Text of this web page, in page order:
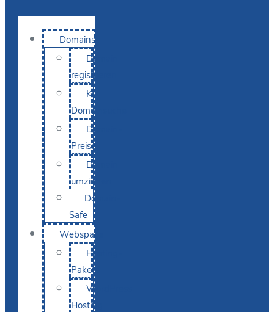
Domains
Domain
registrieren
KI-
Domainsuche
Domain-
Preise
Domain
umziehen
Domain-
Safe
Webspace
Hosting-
Pakete
WordPress
Hosting